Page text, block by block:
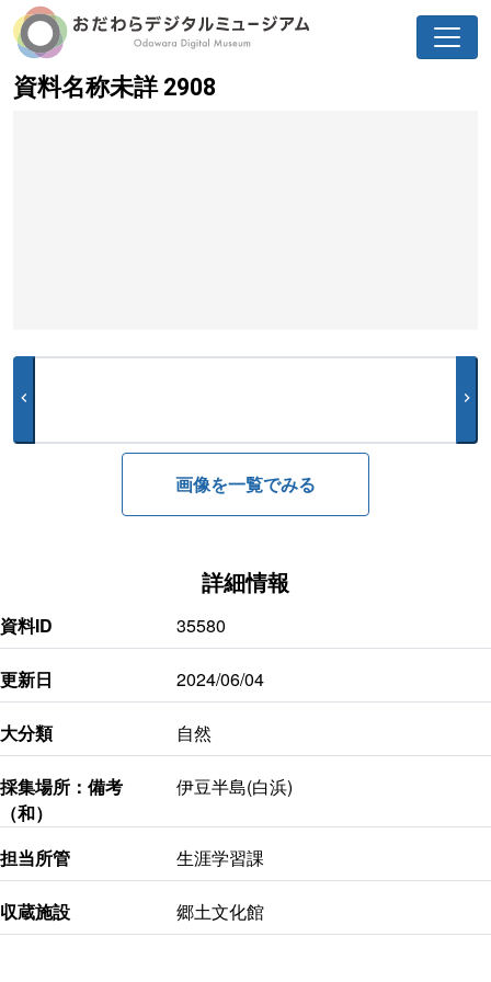
資料名称未詳 2908
chevron_left chevron_right
画像を一覧でみる
詳細情報
資料ID 35580
更新日 2024/06/04
大分類 自然
採集場所：備考
（和）
伊豆半島(白浜)
担当所管 生涯学習課
収蔵施設 郷土文化館